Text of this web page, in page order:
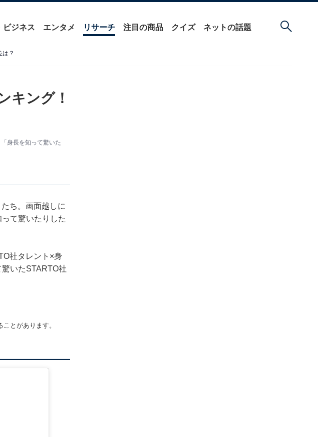
ビジネス エンタメ リサーチ 注目の商品 クイズ ネットの話題
？
キング！
身長を知って驚いた
ち。画面越しに
て驚いたりした
社タレント×身
いたSTARTO社
とがあります。